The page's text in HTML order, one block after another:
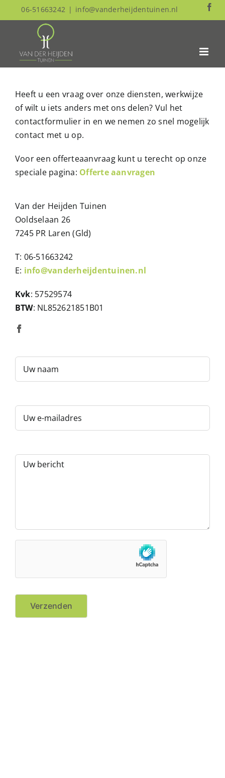
to
06-51663242 | info@vanderheijdentuinen.nl
Heeft u een vraag over onze diensten, werkwijze
of wilt u iets anders met ons delen? Vul het
contactformulier in en we nemen zo snel mogelijk
contact met u op.
Voor een offerteaanvraag kunt u terecht op onze
speciale pagina: Offerte aanvragen
Van der Heijden Tuinen
Ooldselaan 26
7245 PR Laren (Gld)
T: 06-51663242
E: info@vanderheijdentuinen.nl
Kvk: 57529574
BTW: NL852621851B01